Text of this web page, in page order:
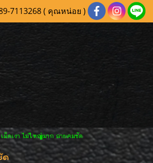
7113268 ( คุณหน่อย )
ดเงา ไม่ใหญ่มาก ลายคมชัด
ด